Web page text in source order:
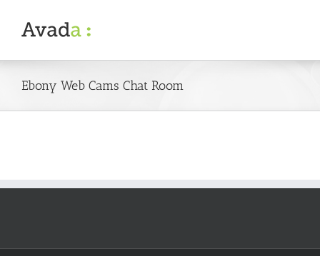
content
Ebony Web Cams Chat Room